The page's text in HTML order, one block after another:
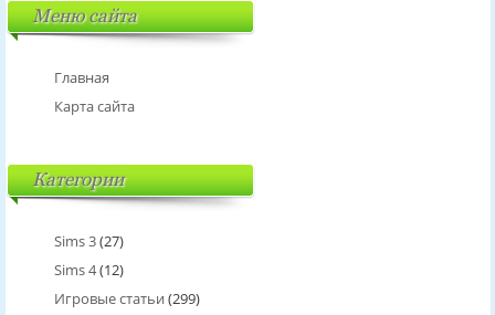
Меню сайта
Главная
Карта сайта
Категории
Sims 3(27)
Sims 4(12)
Игровые статьи (299)